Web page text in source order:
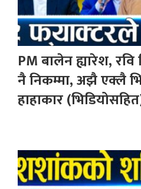
PM बालेन ह्यारेश, रवि
नै निकम्मा, अझै एक्लै
हाहाकार